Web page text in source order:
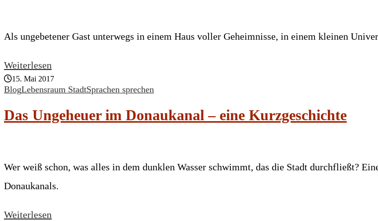
Als ungebetener Gast unterwegs in einem Haus voller Geheimnisse, in einem kleinen
Weiterlesen
15. Mai 2017
BlogLebensraum StadtSprachen sprechen
Das Ungeheuer im Donaukanal – eine Kurzgeschichte
Wer weiß schon, was alles in dem dunklen Wasser schwimmt, das die Stadt durchfließt?
Donaukanals.
Weiterlesen